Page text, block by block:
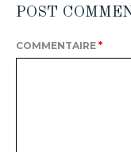
POST
COMMENTAIRE *